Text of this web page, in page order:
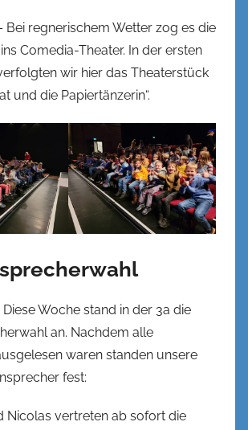
Bei regnerischem Wetter zog es die
Comedia-Theater. In der ersten
wir hier das Theaterstück
und die Papiertänzerin“.
Diese Woche stand in der 3a die
an. Nachdem alle
waren standen unsere
fest:
Nicolas vertreten ab sofort die